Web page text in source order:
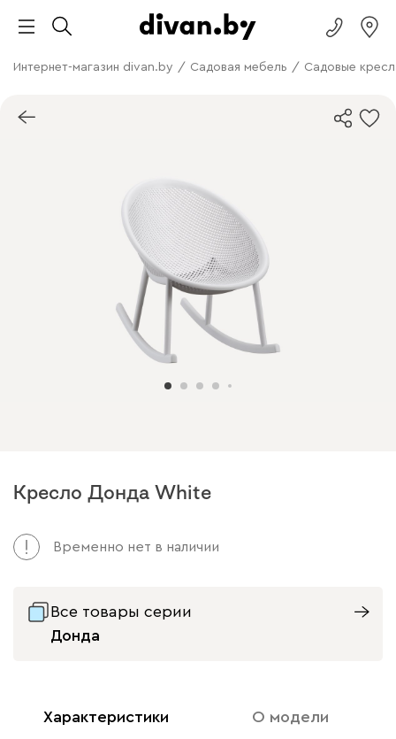
Интернет-магазин divan.by / Садовая мебель / Садовые
Кресло Донда White
Временно нет в наличии
Все товары серии
Донда
Характеристики О модели